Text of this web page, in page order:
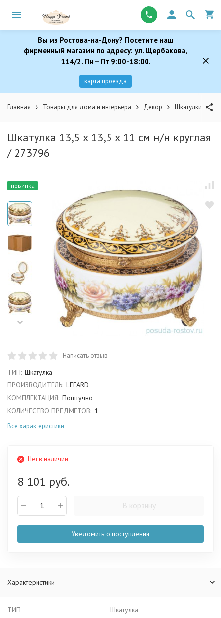
Вы из Ростова-на-Дону? Посетите наш
фирменный магазин по адресу: ул. Щербакова,
114/2. Пн—Пт 9:00-18:00.
карта проезда
Главная Товары для дома и интерьера Декор Шкатулки
Шкатулка 13,5 х 13,5 х 11 см н/н круглая
/ 273796
новинка
Написать отзыв
ТИП: Шкатулка
ПРОИЗВОДИТЕЛЬ: LEFARD
КОМПЛЕКТАЦИЯ: Поштучно
КОЛИЧЕСТВО ПРЕДМЕТОВ: 1
Все характеристики
Нет в наличии
8 101 руб.
В корзину
Уведомить о поступлении
Характеристики
ТИП
Шкатулка